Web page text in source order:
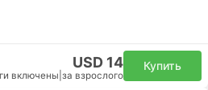
USD 14
включены за взрослого
Купить